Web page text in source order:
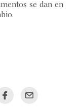
se dan en